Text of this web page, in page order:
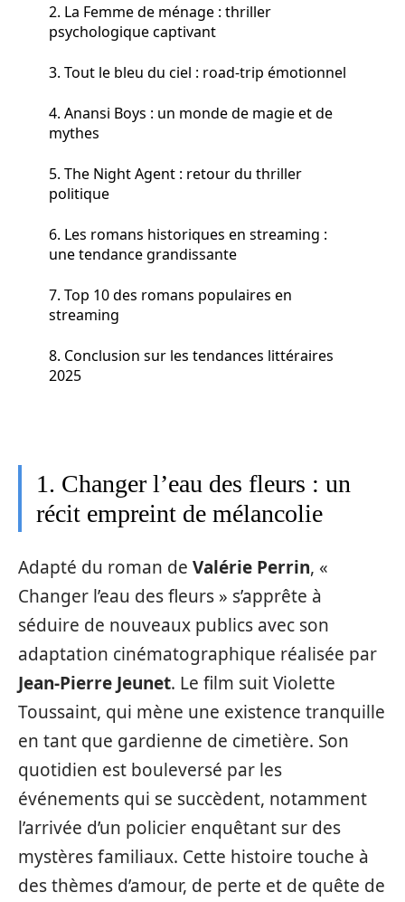
2. La Femme de ménage : thriller
psychologique captivant
3. Tout le bleu du ciel : road-trip émotionnel
4. Anansi Boys : un monde de magie et de
mythes
5. The Night Agent : retour du thriller
politique
6. Les romans historiques en streaming :
une tendance grandissante
7. Top 10 des romans populaires en
streaming
8. Conclusion sur les tendances littéraires
2025
1. Changer l’eau des fleurs : un
récit empreint de mélancolie
Adapté du roman de Valérie Perrin, «
Changer l’eau des fleurs » s’apprête à
séduire de nouveaux publics avec son
adaptation cinématographique réalisée par
Jean-Pierre Jeunet. Le film suit Violette
Toussaint, qui mène une existence tranquille
en tant que gardienne de cimetière. Son
quotidien est bouleversé par les
événements qui se succèdent, notamment
l’arrivée d’un policier enquêtant sur des
mystères familiaux. Cette histoire touche à
des thèmes d’amour, de perte et de quête de